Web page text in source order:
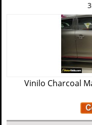
Vinilo Charcoal